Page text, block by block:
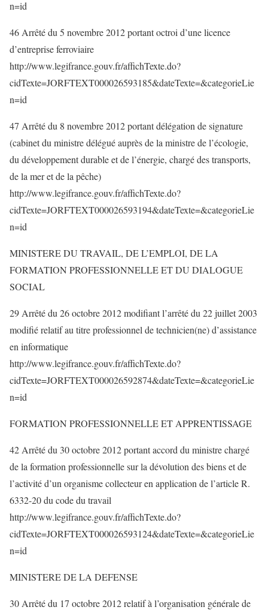
n=id
46 Arrêté du 5 novembre 2012 portant octroi d’une licence
d’entreprise ferroviaire
http://www.legifrance.gouv.fr/affichTexte.do?
cidTexte=JORFTEXT000026593185&dateTexte=&categorieLie
n=id
47 Arrêté du 8 novembre 2012 portant délégation de signature
(cabinet du ministre délégué auprès de la ministre de l’écologie,
du développement durable et de l’énergie, chargé des transports,
de la mer et de la pêche)
http://www.legifrance.gouv.fr/affichTexte.do?
cidTexte=JORFTEXT000026593194&dateTexte=&categorieLie
n=id
MINISTERE DU TRAVAIL, DE L’EMPLOI, DE LA
FORMATION PROFESSIONNELLE ET DU DIALOGUE
SOCIAL
29 Arrêté du 26 octobre 2012 modifiant l’arrêté du 22 juillet 2003
modifié relatif au titre professionnel de technicien(ne) d’assistance
en informatique
http://www.legifrance.gouv.fr/affichTexte.do?
cidTexte=JORFTEXT000026592874&dateTexte=&categorieLie
n=id
FORMATION PROFESSIONNELLE ET APPRENTISSAGE
42 Arrêté du 30 octobre 2012 portant accord du ministre chargé
de la formation professionnelle sur la dévolution des biens et de
l’activité d’un organisme collecteur en application de l’article R.
6332-20 du code du travail
http://www.legifrance.gouv.fr/affichTexte.do?
cidTexte=JORFTEXT000026593124&dateTexte=&categorieLie
n=id
MINISTERE DE LA DEFENSE
30 Arrêté du 17 octobre 2012 relatif à l’organisation générale de